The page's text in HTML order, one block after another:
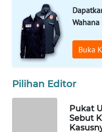
Buka
Pilihan Editor
Pukat
Sebut
WN
LABUANBAJO
WN
BORNEO
Wahana
Media